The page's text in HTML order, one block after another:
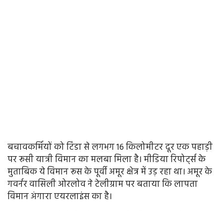
बचावकर्मियों को टिंडा से लगभग 16 किलोमीटर दूर एक पहाड़ी
पर रूसी यात्री विमान का मलबा मिला है। मीडिया रिपोर्ट्स के
मुताबिक ये विमान रूस के पूर्वी अमूर क्षेत्र में उड़ रहा था। अमूर के
गवर्नर वासिली ओरलोव ने टेलीग्राम पर बताया कि लापता
विमान अंगारा एयरलाइंस का है।